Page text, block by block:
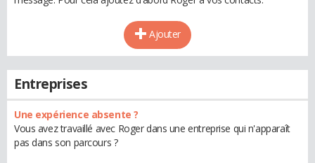
Ajouter
Entreprises
Une expérience absente ?
Vous avez travaillé avec Roger dans une entreprise qui n'apparaît
pas dans son parcours ?